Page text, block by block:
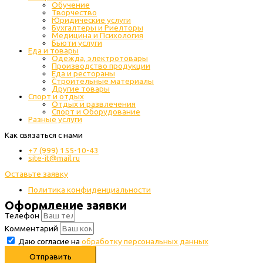
Обучение
Творчество
Юридические услуги
Бухгалтеры и Риелторы
Медицина и Психология
Бьюти услуги
Еда и товары
Одежда, электротовары
Производство продукции
Еда и рестораны
Строительные материалы
Другие товары
Спорт и отдых
Отдых и развлечения
Спорт и Оборудование
Разные услуги
Как связаться с нами
+7 (999) 155-10-43
site-it@mail.ru
Оставьте заявку
Политика конфиденциальности
Оформление заявки
Телефон
Комментарий
Даю согласие на обработку персональных данных
Отправить